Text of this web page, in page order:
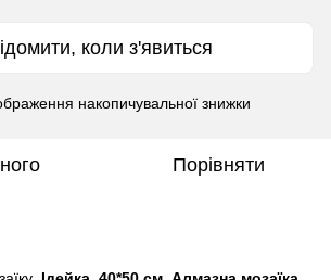
коли з'явиться
накопичувальної знижки
Порівняти